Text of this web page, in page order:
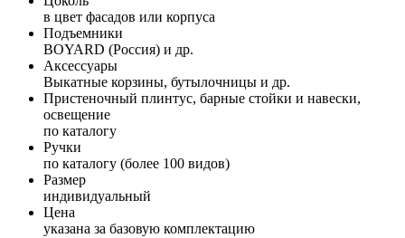
в цвет фасадов или корпуса
Подъемники
BOYARD (Россия) и др.
Аксессуары
Выкатные корзины, бутылочницы и др.
Пристеночный плинтус, барные стойки и навески,
освещение
по каталогу
Ручки
по каталогу (более 100 видов)
Размер
индивидуальный
Цена
указана за базовую комплектацию